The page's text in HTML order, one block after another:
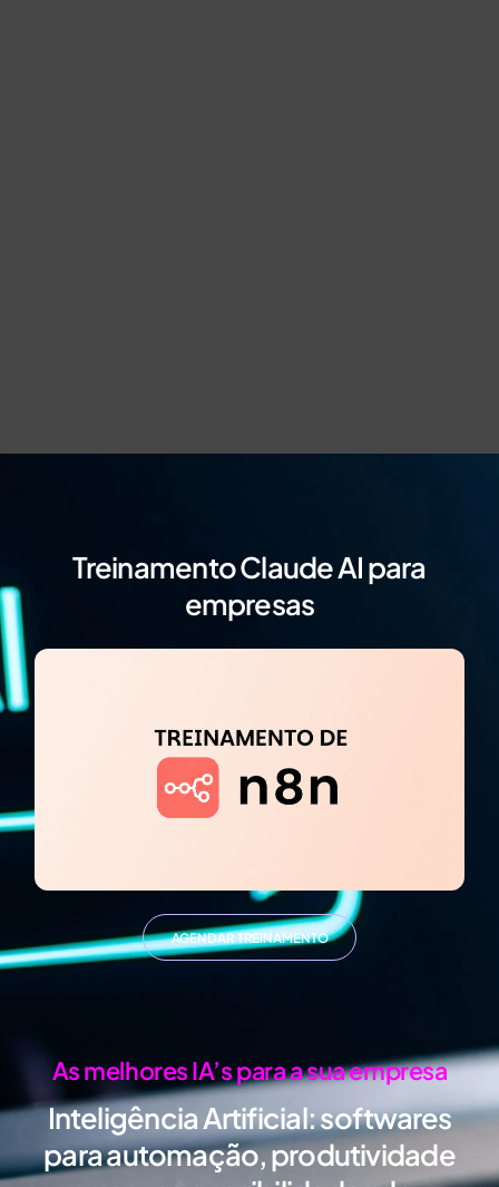
Treinamento Claude AI para
empresas
AGENDAR TREINAMENTO
As melhores IA’s para a sua empresa
Inteligência Artificial:softwares
para automação, produtividade